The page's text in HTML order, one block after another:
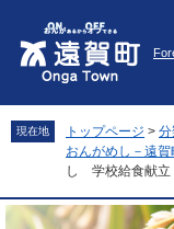
先
頭
。
を
飛
て
現在地 トップページ >
おんがめし－遠
し 学校給食献